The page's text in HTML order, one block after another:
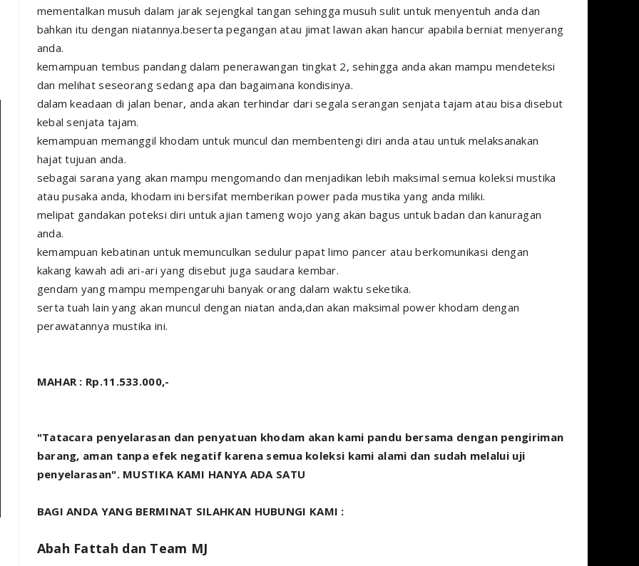
mementalkan musuh dalam jarak sejengkal tangan sehingga musuh sulit untuk menyentuh anda dan
bahkan itu dengan niatannya.beserta pegangan atau jimat lawan akan hancur apabila berniat menyerang
anda.
kemampuan tembus pandang dalam penerawangan tingkat 2, sehingga anda akan mampu mendeteksi
dan melihat seseorang sedang apa dan bagaimana kondisinya.
dalam keadaan di jalan benar, anda akan terhindar dari segala serangan senjata tajam atau bisa disebut
kebal senjata tajam.
kemampuan memanggil khodam untuk muncul dan membentengi diri anda atau untuk melaksanakan
hajat tujuan anda.
sebagai sarana yang akan mampu mengomando dan menjadikan lebih maksimal semua koleksi mustika
atau pusaka anda, khodam ini bersifat memberikan power pada mustika yang anda miliki.
melipat gandakan poteksi diri untuk ajian tameng wojo yang akan bagus untuk badan dan kanuragan
anda.
kemampuan kebatinan untuk memunculkan sedulur papat limo pancer atau berkomunikasi dengan
kakang kawah adi ari-ari yang disebut juga saudara kembar.
gendam yang mampu mempengaruhi banyak orang dalam waktu seketika.
serta tuah lain yang akan muncul dengan niatan anda,dan akan maksimal power khodam dengan
perawatannya mustika ini.
MAHAR : Rp.11.533.000,-
"Tatacara penyelarasan dan penyatuan khodam akan kami pandu bersama dengan pengiriman
barang, aman tanpa efek negatif karena semua koleksi kami alami dan sudah melalui uji
penyelarasan". MUSTIKA KAMI HANYA ADA SATU
BAGI ANDA YANG BERMINAT SILAHKAN HUBUNGI KAMI :
Abah Fattah dan Team MJ